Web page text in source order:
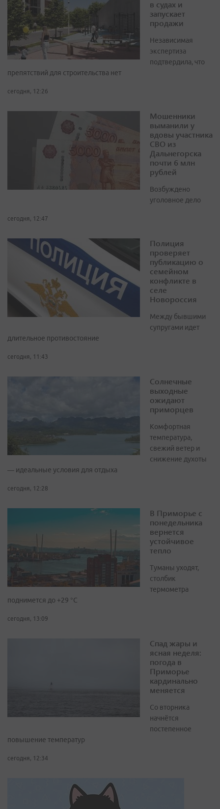
в судах и
запускает
продажи
Независимая
экспертиза
подтвердила, что
препятствий для строительства нет
сегодня, 12:26
Мошенники
выманили у
вдовы участника
СВО из
Дальнегорска
почти 6 млн
рублей
Возбуждено
уголовное дело
сегодня, 12:47
Полиция
проверяет
публикацию о
семейном
конфликте в
селе
Новороссия
Между бывшими
супругами идет
длительное противостояние
сегодня, 11:43
Солнечные
выходные
ожидают
приморцев
Комфортная
температура,
свежий ветер и
снижение духоты
— идеальные условия для отдыха
сегодня, 12:28
В Приморье с
понедельника
вернется
устойчивое
тепло
Туманы уходят,
столбик
термометра
поднимется до +29 °С
сегодня, 13:09
Спад жары и
ясная неделя:
погода в
Приморье
кардинально
меняется
Со вторника
начнётся
постепенное
повышение температур
сегодня, 12:34